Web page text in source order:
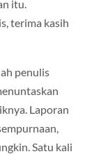
itu.
terima kasih
penulis
Laporan
Satu kali